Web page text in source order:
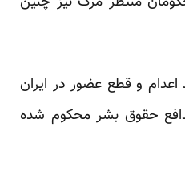
و قطع عضور در ایران
حقوق بشر محکوم شده